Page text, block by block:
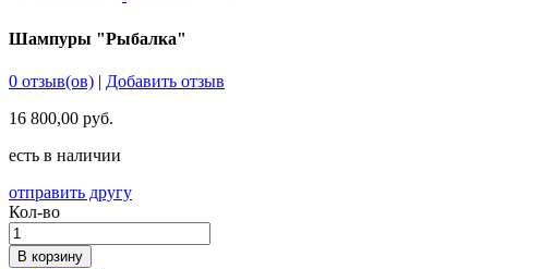
Шампуры "Рыбалка"
0 отзыв(ов) | Добавить отзыв
16 800,00 руб.
есть в наличии
отправить другу
Кол-во
В корзину